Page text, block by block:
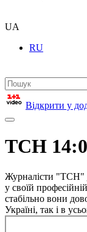
UA
RU
Відкрити у
ТСН
Журналісти "ТСН"
у своїй
стабільно вони
Україні, так і в